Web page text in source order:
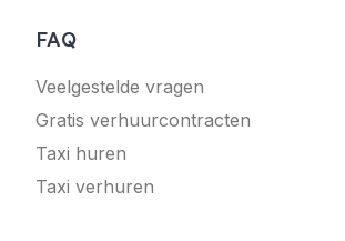
FAQ
Veelgestelde vragen
Gratis verhuurcontracten
Taxi huren
Taxi verhuren